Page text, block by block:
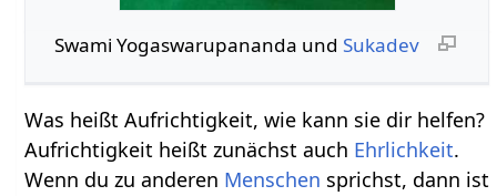
Swami Yogaswarupananda und Sukadev
Was heißt Aufrichtigkeit, wie kann sie dir helfen?
Aufrichtigkeit heißt zunächst auch Ehrlichkeit.
Wenn du zu anderen Menschen sprichst, dann ist